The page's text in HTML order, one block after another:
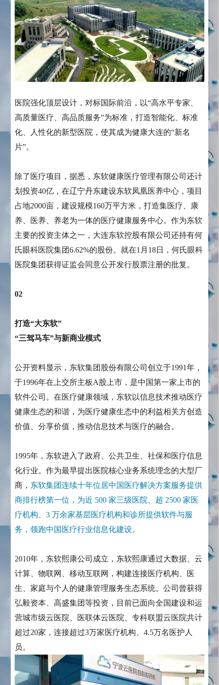
医院强化顶层设计，对标国际前沿，以“高水平专家、
高质量医疗、高品质服务”为标准，打造智能化、标准
化、人性化的新型医院，使其成为健康大连的“新名
片”。
除了医疗项目，据悉，东软健康医疗管理有限公司还计
划投资40亿，在辽宁丹东建设东软凤凰医养中心，项目
占地2000亩，建设规模160万平方米，打造集医疗、康
养、医养、养⽼为⼀体的医疗健康服务中⼼。作为东软
主要的投资主体之一，大连东软控股有限公司还持有何
氏眼科医院集团6.62%的股份。就在1月18日，何氏眼科
医院集团获得证监会同意公开发行股票注册的批复。
02
打造“大东软”
“三驾马车”与新商业模式
公开资料显示，东软集团股份有限公司创立于1991年，
于1996年在上交所主板A股上市，是中国第一家上市的
软件公司。在医疗健康领域，东软以信息技术推动医疗
健康生态的和谐，为医疗健康生态中的利益相关方创造
价值、分享价值，推动信息技术与医疗的融合。
1995年，东软进入了政府、公共卫生、社保和医疗信息
化行业。作为最早提出医院核心业务系统理念的大型厂
商， 东软集团连续十年位居中国医疗解决方案服务提供
商排行榜第一位，为近 500 家三级医院、超 2500 家医
疗机构、3 万余家基层医疗机构和诊所提供软件与服
务，领跑中国医疗行业信息化建设。
2010年，东软熙康公司成立，东软熙康通过大数据、云
计算、物联网、移动互联网，构建连接医疗机构、医
生、家庭与个人的健康管理服务生态系统。公司曾获得
弘毅资本、高盛集团等投资，目前已面向全国建设和运
营城市级云医院、医联体云医院、专科联盟云医院共计
超过20家，连接超过3万家医疗机构、4.5万名医护人
员。